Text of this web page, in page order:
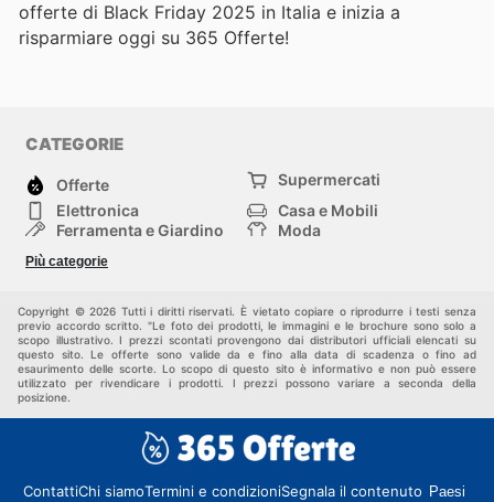
offerte di Black Friday 2025 in Italia e inizia a
risparmiare oggi su 365 Offerte!
CATEGORIE
Offerte
Supermercati
Elettronica
Casa e Mobili
Ferramenta e Giardino
Moda
Bambini e Neonati
Più categorie
Copyright © 2026 Tutti i diritti riservati. È vietato copiare o riprodurre i testi senza
previo accordo scritto. "Le foto dei prodotti, le immagini e le brochure sono solo a
scopo illustrativo. I prezzi scontati provengono dai distributori ufficiali elencati su
questo sito. Le offerte sono valide da e fino alla data di scadenza o fino ad
esaurimento delle scorte. Lo scopo di questo sito è informativo e non può essere
utilizzato per rivendicare i prodotti. I prezzi possono variare a seconda della
posizione.
ContattiChi siamoTermini e condizioniSegnala il contenuto Paesi